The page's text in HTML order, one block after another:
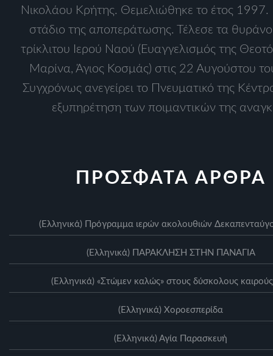
Νικολάου Κρήτης. Θεμελιώθηκε το έτος 1997.
στάδιο της αποπεράτωσης. Τέλεσε τα
τρίκλιτου Ιερού Ναού (Ευαγγελισμός της
Μαρίνα, Άγιος Κοσμάς) στις 22 Αυγούστου
Συγχρόνως ανεγείρει το Πνευματικό της
εξυπηρέτηση των ποιμαντικών της
ΠΡΟΣΦΑΤΑ ΑΡΘΡΑ
(Ελληνικά) Πρόγραμμα ιερών ακολουθιών
(Ελληνικά) ΠΑΡΑΚΛΗΣΗ ΣΤΗΝ ΠΑΝΑΓΙΑ
(Ελληνικά) «Στώμεν καλώς» στους δύσκολους
(Ελληνικά) Xοροεσπερίδα
(Ελληνικά) Αγία Παρασκευή